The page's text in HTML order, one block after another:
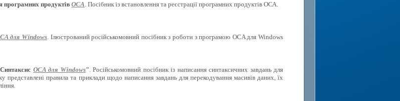
програмних продуктівOCA. Посібник із встановлення та реєстрації програмних продуктів ОСА.
для Windows. Ілюстрований російськомовний посібник з роботи з програмою OCA для Windows
OCA для Windows". Російськомовний посібник із написання синтаксичних завдань для
представлені правила та приклади щодо написання завдань для перекодування масивів даних, їх